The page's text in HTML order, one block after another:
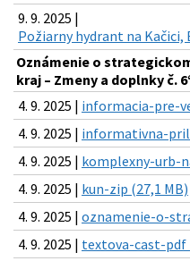
9. 9. 2025 |
Požiarny hydrant na Kačici,
Oznámenie o
kraj – Zmeny a doplnky č.
4. 9. 2025 | informacia-pre-
4. 9. 2025 | informativna-
4. 9. 2025 | komplexny-urb-
4. 9. 2025 | kun-zip (27,1 MB)
4. 9. 2025 | oznamenie-o-
4. 9. 2025 | textova-cast-pdf